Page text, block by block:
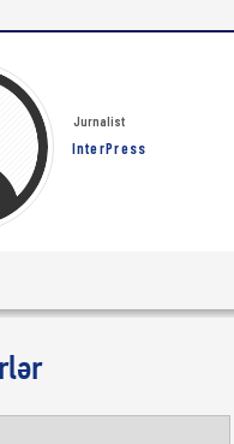
Jurnalist
InterPress